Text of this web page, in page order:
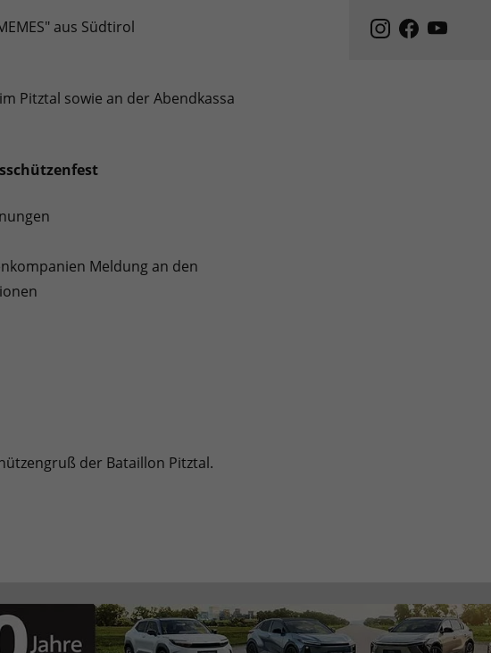
aus Südtirol
Pitztal sowie an der Abendkassa
Meldung an den
der Bataillon Pitztal.